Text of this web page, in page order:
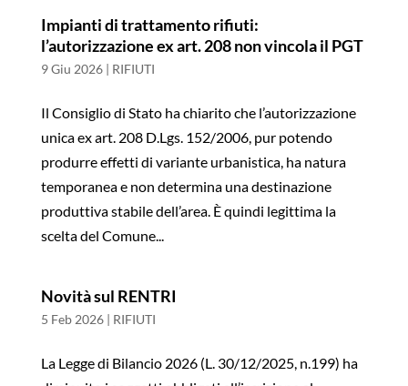
Impianti di trattamento rifiuti:
l’autorizzazione ex art. 208 non vincola il PGT
9 Giu 2026| RIFIUTI
Il Consiglio di Stato ha chiarito che l’autorizzazione
unica ex art. 208 D.Lgs. 152/2006, pur potendo
produrre effetti di variante urbanistica, ha natura
temporanea e non determina una destinazione
produttiva stabile dell’area. È quindi legittima la
scelta del Comune...
Novità sul RENTRI
5 Feb 2026| RIFIUTI
La Legge di Bilancio 2026 (L. 30/12/2025, n.199) ha